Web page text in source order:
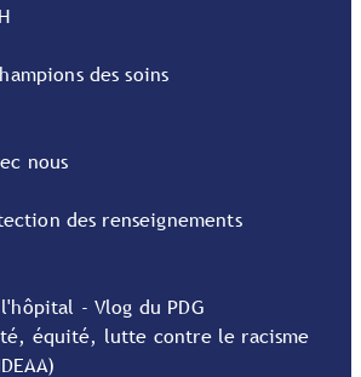
des soins
nous
des renseignements
- Vlog du PDG
équité, lutte contre le racisme